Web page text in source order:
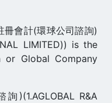
會計(環球公司諮詢)
LIMITED)) is the
or Global Company
)(1.AGLOBAL R&A